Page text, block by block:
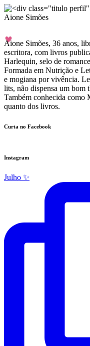
Aione Simões
Aione Simões, 36 anos,
escritora, com livros
Harlequin, selo de
Formada em Nutrição e
e mogiana por vivência.
lits, não dispensa um bom
Também conhecida como
quanto dos livros.
Curta no Facebook
Instagram
Julho ✨